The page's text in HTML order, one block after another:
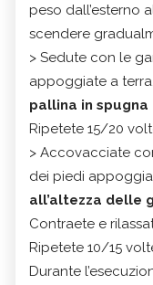
peso dall’esterno
scendere
> Sedute con le
appoggiate a terra,
pallina in
Ripetete 15/20
> Accovacciate
dei piedi
all’altezza delle
Contraete e
Ripetete 10/15
Durante